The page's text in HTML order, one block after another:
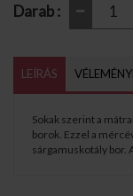
Darab :
LEÍRÁS
Sokak szerint a
borok. Ezzel a
sárgamuskotály bor.